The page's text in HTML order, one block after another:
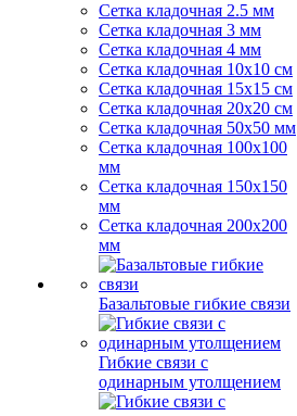
Сетка кладочная 2.5 мм
Сетка кладочная 3 мм
Сетка кладочная 4 мм
Сетка кладочная 10x10 см
Сетка кладочная 15x15 см
Сетка кладочная 20x20 см
Сетка кладочная 50x50 мм
Сетка кладочная 100x100
мм
Сетка кладочная 150x150
мм
Сетка кладочная 200x200
мм
Базальтовые гибкие связи
Гибкие связи с
одинарным утолщением